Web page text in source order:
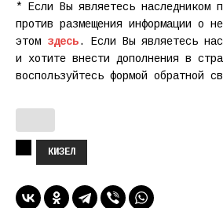
* Если Вы являетесь наследником
против размещения информации о
этом здесь. Если Вы являетесь
и хотите внести дополнения в
воспользуйтесь формой обратной
КИЗЕЛ